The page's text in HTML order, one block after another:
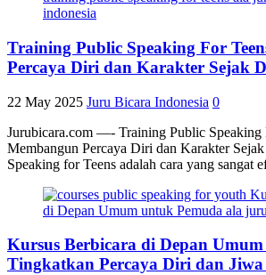
Training Public Speaking For
Percaya Diri dan Karakter Sejak
22 May 2025 Juru Bicara Indonesia 0
Jurubicara.com —- Training Public Speaking
Membangun Percaya Diri dan Karakter
Speaking for Teens adalah cara yang sangat
Kursus Berbicara di Depan
Tingkatkan Percaya Diri dan